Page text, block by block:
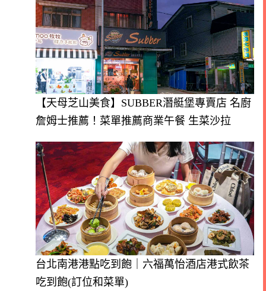
【天母芝山美食】SUBBER潛艇堡專賣店 名廚
詹姆士推薦！菜單推薦商業午餐 生菜沙拉
台北南港港點吃到飽｜六福萬怡酒店港式飲茶
吃到飽(訂位和菜單)